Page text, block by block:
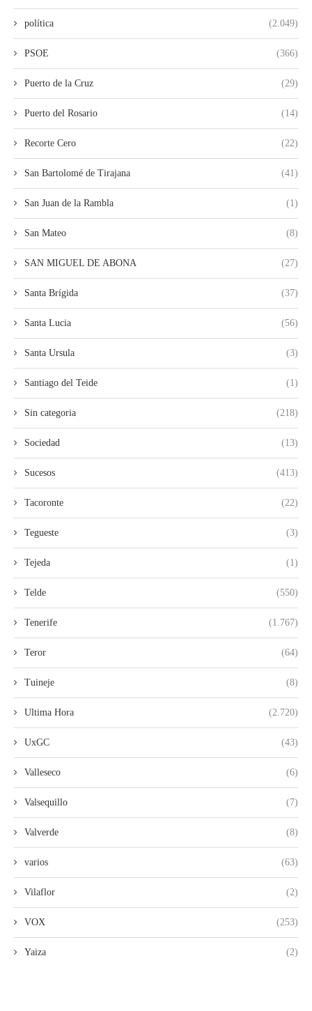
política (2.049)
PSOE (366)
Puerto de la Cruz (29)
Puerto del Rosario (14)
Recorte Cero (22)
San Bartolomé de Tirajana (41)
San Juan de la Rambla (1)
San Mateo (8)
SAN MIGUEL DE ABONA (27)
Santa Brígida (37)
Santa Lucia (56)
Santa Ursula (3)
Santiago del Teide (1)
Sin categoria (218)
Sociedad (13)
Sucesos (413)
Tacoronte (22)
Tegueste (3)
Tejeda (1)
Telde (550)
Tenerife (1.767)
Teror (64)
Tuineje (8)
Ultima Hora (2.720)
UxGC (43)
Valleseco (6)
Valsequillo (7)
Valverde (8)
varios (63)
Vilaflor (2)
VOX (253)
Yaiza (2)